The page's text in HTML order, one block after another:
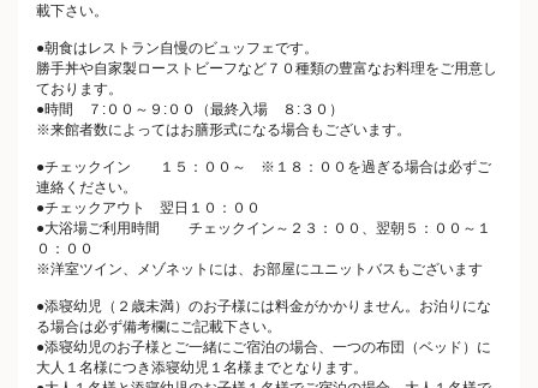
載下さい。
●朝食はレストラン自慢のビュッフェです。
勝手丼や自家製ローストビーフなど７０種類の豊富なお料理をご用意し
ております。
●時間 ７:００～９:００（最終入場 ８:３０）
※来館者数によってはお膳形式になる場合もございます。
●チェックイン １５：００～ ※１８：００を過ぎる場合は必ずご
連絡ください。
●チェックアウト 翌日１０：００
●大浴場ご利用時間 チェックイン～２３：００、翌朝５：００～１
０：００
※洋室ツイン、メゾネットには、お部屋にユニットバスもございます
●添寝幼児（２歳未満）のお子様には料金がかかりません。お泊りにな
る場合は必ず備考欄にご記載下さい。
●添寝幼児のお子様とご一緒にご宿泊の場合、一つの布団（ベッド）に
大人１名様につき添寝幼児１名様までとなります。